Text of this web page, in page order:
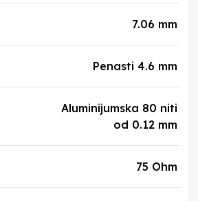
7.06 mm
Penasti 4.6 mm
Aluminijumska 80 niti
od 0.12 mm
75 Ohm